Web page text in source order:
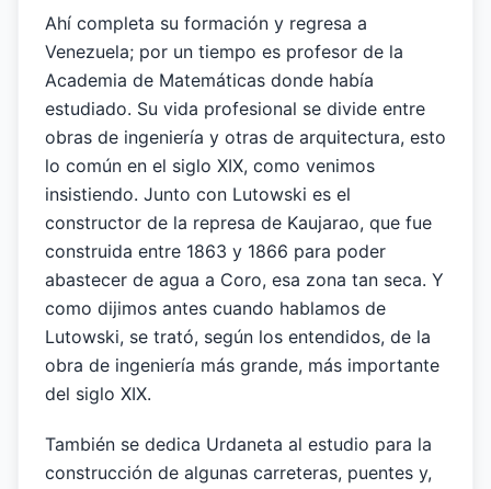
Ahí completa su formación y regresa a
Venezuela; por un tiempo es profesor de la
Academia de Matemáticas donde había
estudiado. Su vida profesional se divide entre
obras de ingeniería y otras de arquitectura, esto
lo común en el siglo XIX, como venimos
insistiendo. Junto con Lutowski es el
constructor de la represa de Kaujarao, que fue
construida entre 1863 y 1866 para poder
abastecer de agua a Coro, esa zona tan seca. Y
como dijimos antes cuando hablamos de
Lutowski, se trató, según los entendidos, de la
obra de ingeniería más grande, más importante
del siglo XIX.
También se dedica Urdaneta al estudio para la
construcción de algunas carreteras, puentes y,